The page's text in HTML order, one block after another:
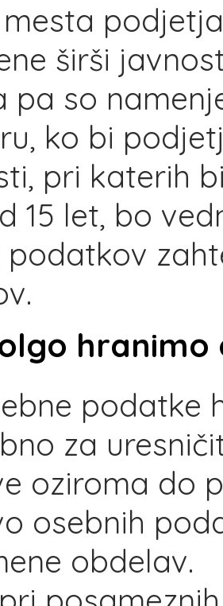
podjetja
širši
pa so
ko bi
pri katerih
15 let, bo
podatkov
podatke
za
oziroma do
osebnih
obdelav.